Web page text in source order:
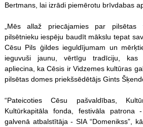
Bertmans, lai izrādi piemērotu brīvdabas
„Mēs allaž priecājamies par
pilsētnieku iespēju baudīt mākslu tepat
Cēsu Pils ģildes ieguldījumam un
ieguvuši jaunu, vērtīgu tradīciju, kas
apliecina, ka Cēsis ir Vidzemes kultūras
pilsētas domes priekšsēdētājs Gints
“Pateicoties Cēsu pašvaldības,
Kultūrkapitāla fonda, festivāla patrona
galvenā atbalstītāja - SIA “Domenikss”,